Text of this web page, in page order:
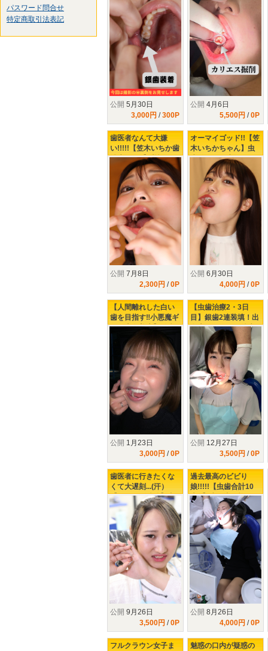
パスワード問合せ
特定商取引法表記
の裏の裏の裏までお
見せしちゃいますw
公開 5月30日
3,000円 /300P
で3本!!】歯医者嫌い
のクランケ正体は?
公開 4月6日
5,500円 /0P
歯医者なんて大嫌
い!!!!!【笠木いちか歯
治療2日目】覚悟のお
さげ!!つ、ついに!!こ
の日が!!!!!!!!!!!
公開 7月8日
2,300円 /0P
オーマイゴッド!!【笠
木いちかちゃん】虫
歯発見!!!銀歯になる
の？ならないの？ど
っちなんだい!!!!!!!!!
公開 6月30日
4,000円 /0P
【人間離れした白い
歯を目指す‼小悪魔ギ
ャル上白美央】激痛
で悶絶虫歯治療‼
公開 1月23日
3,000円 /0P
【虫歯治療2・3日
目】銀歯2連装填！出
血大ボリューム治療‼
公開 12月27日
3,500円 /0P
歯医者に行きたくな
くて大遅刻...(汗）
【シリーズ続編】虫
歯本数10本のビビり
ギャルを襲う激痛治
療の数々!!!!!
公開 9月26日
3,500円 /0P
過去最高のビビり
娘!!!!!【虫歯合計10
本!!】歯医者が怖すぎ
て、口腔内を放置し
過ぎた21歳ギャルの
末路......
公開 8月26日
4,000円 /0P
フルクラウン女子ま
魅惑の口内が疑惑の